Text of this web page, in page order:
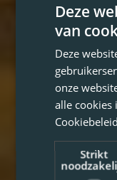
Deze
van
Deze
onze
alle cookies
Strikt